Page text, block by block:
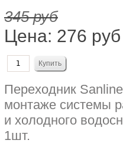
345 руб
Цена: 276 руб
Переходник
монтаже системы
и холодного
1шт.